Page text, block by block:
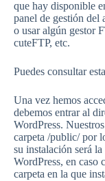
que hay disponible
panel de gestión del
o usar algún gestor
cuteFTP, etc.
Puedes consultar
Una vez hemos
debemos entrar al
WordPress.
carpeta /public/ por
su instalación será
WordPress, en caso
carpeta en la que